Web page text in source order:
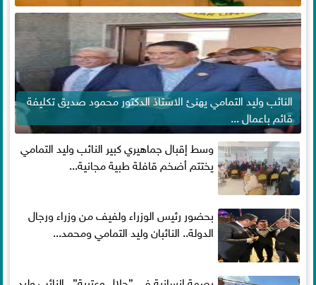
النائب وليد التمامي يهنئ الاستاذ الدكتور محمود صديق تكليفة
قائم باعمال ...
وسط إقبال جماهيري كبير النائب وليد التمامي
يختتم أضخم قافلة طبية مجانية...
بحضور رئيس الوزراء ولفيف من وزراء ورجال
الدولة.. النائبان وليد التمامي ومحمد...